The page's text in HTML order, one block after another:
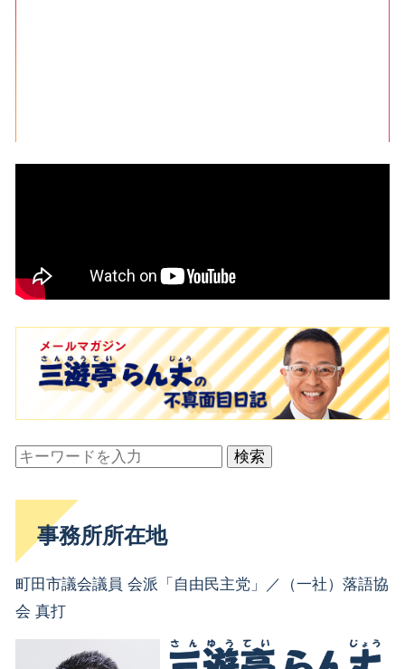
検索
事務所所在地
町田市議会議員 会派「自由民主党」／（一社）落語協
会 真打